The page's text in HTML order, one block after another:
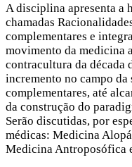
A disciplina apresenta a
chamadas
complementares e
movimento da medicina
contracultura da década
incremento no campo da
complementares, até
da construção do
Serão discutidas, por
médicas: Medicina
Medicina Antroposófica